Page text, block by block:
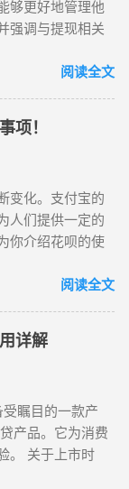
花呗套现是将信
、手续费及可能
款：这是花呗套
式。在此阶段，
元保证金且信
低，通常为 85
有些店铺收取
速，如支付宝的
，都为用户提供
备受关注，花呗
蚁花呗是蚂蚁金
户可获得 50 至...
的账户上，接着
可以套花呗秒到
同时，也要注意
够更好地管理他
强调与提现相关
宝账户。如果您
： 打开支付宝应
。 按照提示步骤
会在短时间内完
您在购物或支付
捷的信用消费体
择使用花呗进行
选择分期付款或
您可以将购物费
支付的负担。
需要将花呗的额
方法一：实体店
转账或现金的方
淘宝等平台上购
支付的花呗额
阅读全文
项！
变化。支付宝的
人们提供一定的
你介绍花呗的使
开支付宝APP，
通过后，即可获
台选择花呗支
银行卡，只需打
花呗拥有严格的
注意事项 合理使
。 还款时间：
阅读全文
详解
瞩目的一款产
产品。它为消费
。 关于上市时